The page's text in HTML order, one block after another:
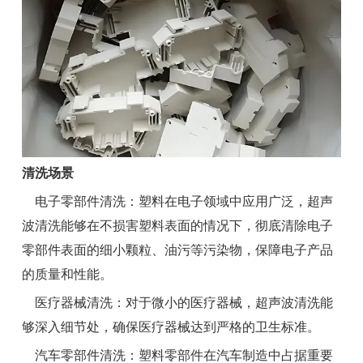
清洗场景
电子零部件清洗：塑料在电子领域中应用广泛，超声
波清洗能够在不损害塑料表面的情况下，彻底清除电子
零部件表面的细小颗粒、油污等污染物，保障电子产品
的质量和性能。
医疗器械清洗：对于微小的医疗器械，超声波清洗能
够深入细节处，确保医疗器械达到严格的卫生标准。
汽车零部件清洗：塑料零部件在汽车制造中占据重要